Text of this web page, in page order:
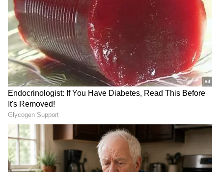
Image Credit :X
ನಿರ್ಮಲಾ ಸೀತಾರಾಮನ್ ಅವರಿಗೆ ಎಸ್‌ಬಿಐ
ಅಧ್ಯಕ್ಷರಿಂದ ಚೆಕ್ ಹಸ್ತಾಂತರ
ಸೋಮವಾರದಂದು ನಡೆದ ಅಧಿಕೃತ ಕಾರ್ಯಕ್ರಮದಲ್ಲಿ
ಎಸ್‌ಬಿಐ ಅಧ್ಯಕ್ಷ ಸಿ.ಎಸ್. ಶೆಟ್ಟಿ ಅವರು 2025-26ರ
ಹಣಕಾಸು ವರ್ಷದ ₹8,813 ಕೋಟಿ ಮೊತ್ತದ ಡಿವಿಡೆಂಡ್ ಚೆಕ್
ಅನ್ನು ಕೇಂದ್ರ ಹಣಕಾಸು ಸಚಿವೆ ನಿರ್ಮಲಾ ಸೀತಾರಾಮನ್
ಅವರಿಗೆ ಹಸ್ತಾಂತರಿಸಿದರು. ಈ ಕುರಿತು ಕೇಂದ್ರ ಹಣಕಾಸು
ಸಚಿವಾಲಯವು ತನ್ನ ಅಧಿಕೃತ 'X' (ಟ್ವಿಟರ್) ಖಾತೆಯಲ್ಲಿ
ಪೋಸ್ಟ್ ಮಾಡುವ ಮೂಲಕ ಮಾಹಿತಿ ಹಂಚಿಕೊಂಡಿದೆ.